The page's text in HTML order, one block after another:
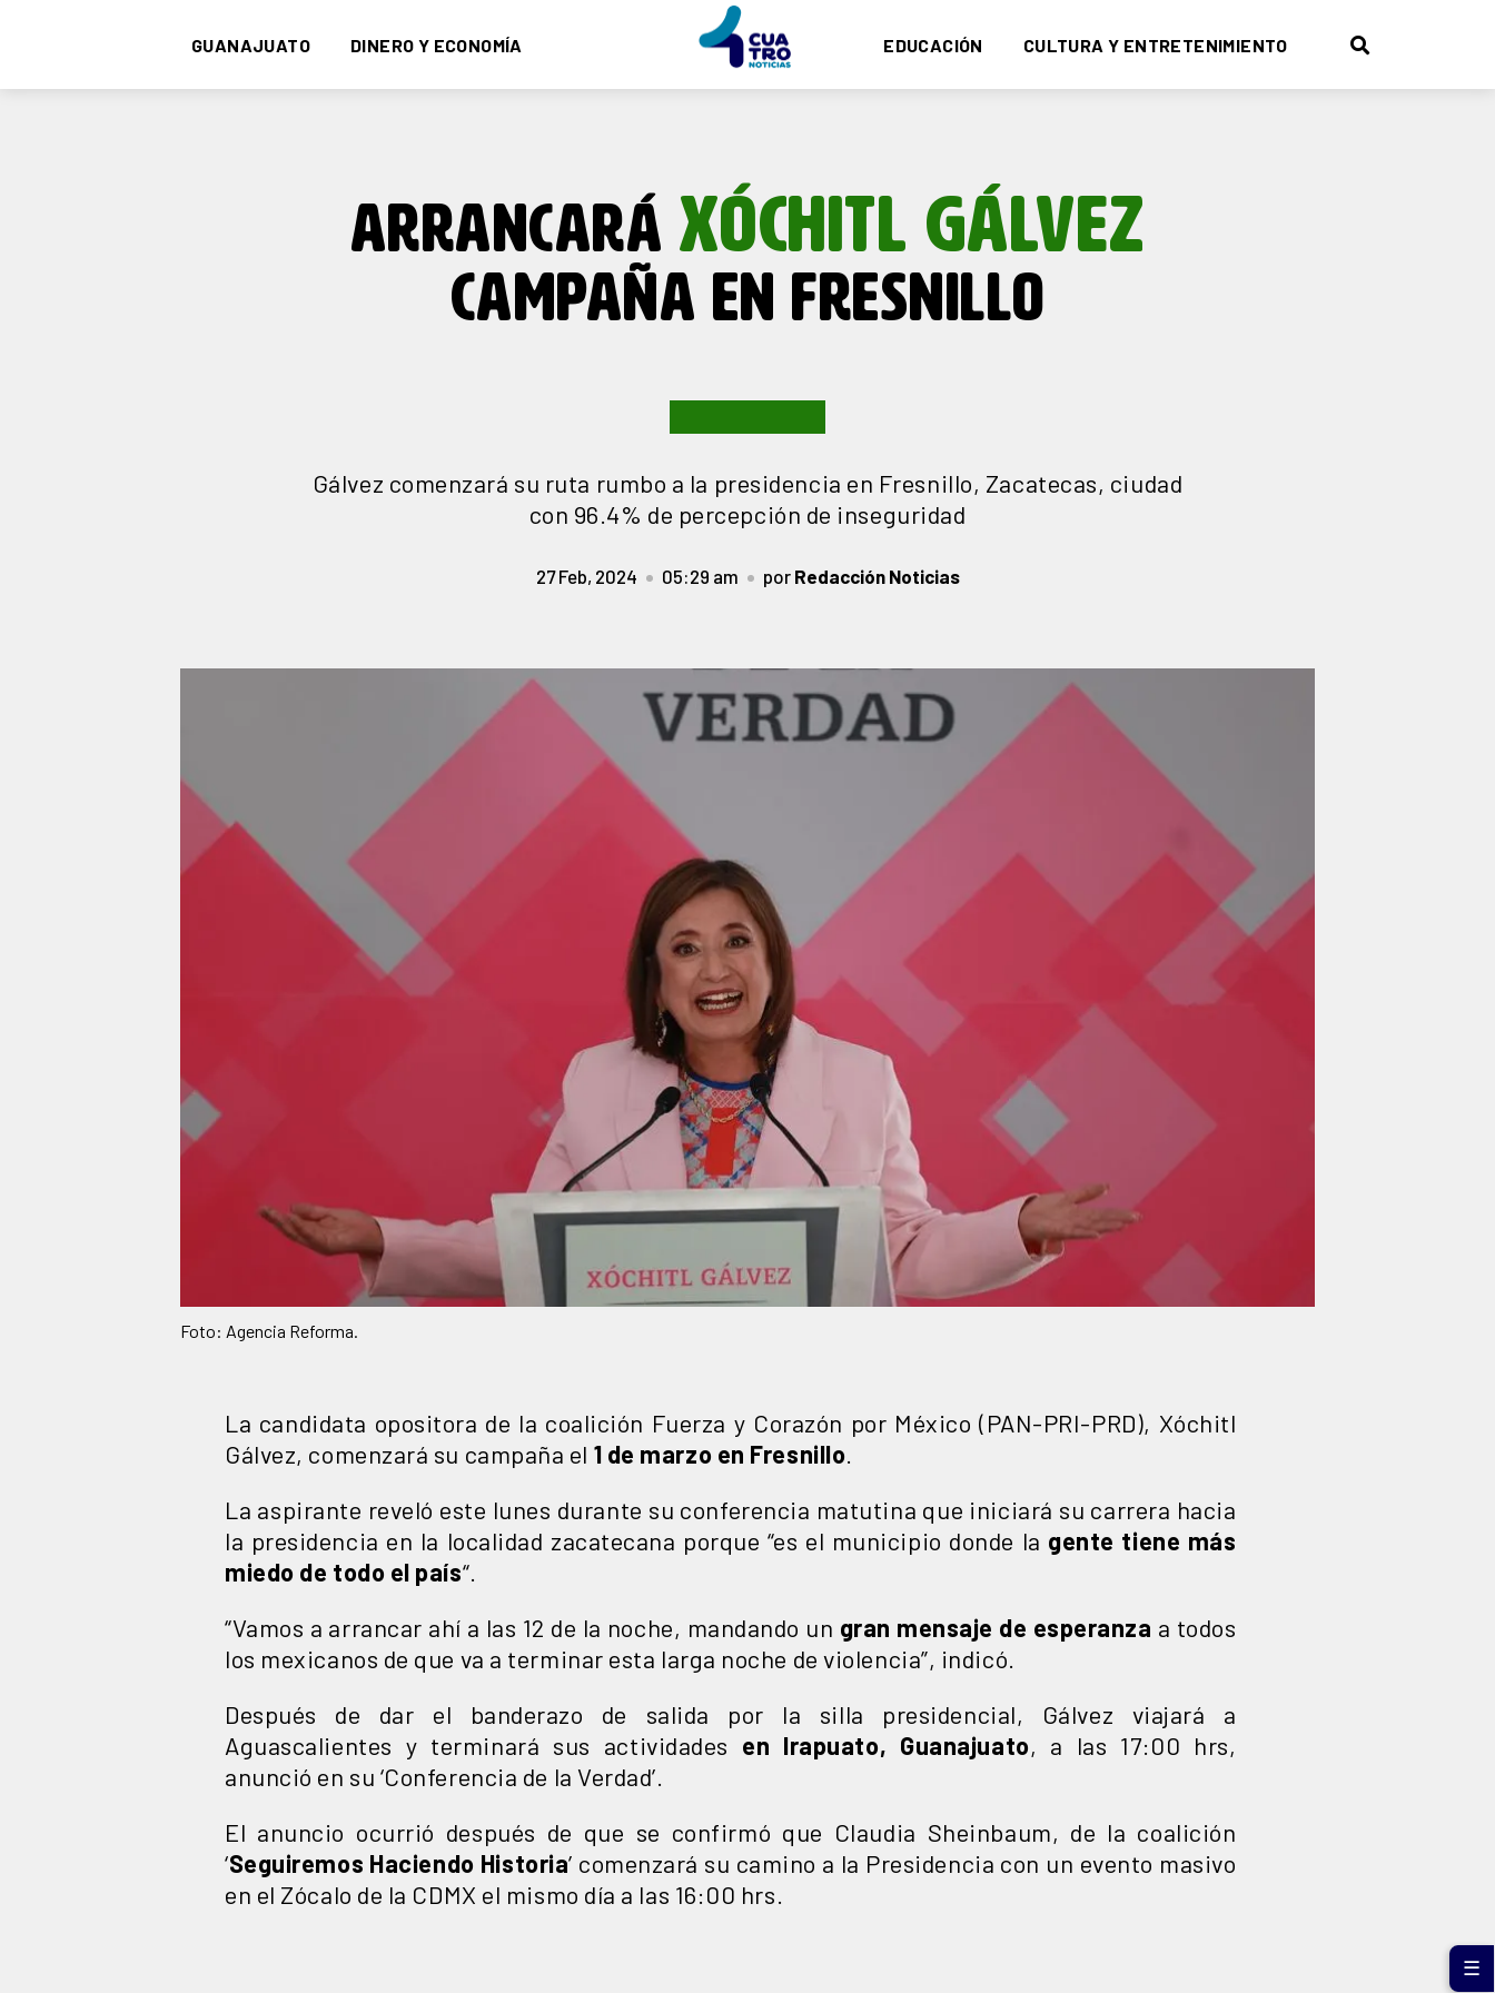
GUANAJUATO DINERO Y ECONOMÍA EDUCACIÓN CULTURA Y ENTRETENIMIENTO
ARRANCARÁ XÓCHITL GÁLVEZ
CAMPAÑA EN FRESNILLO
Gálvez comenzará su ruta rumbo a la presidencia en Fresnillo, Zacatecas, ciudad
con 96.4% de percepción de inseguridad
27 Feb, 2024 05:29 am por Redacción Noticias
Foto: Agencia Reforma.
La candidata opositora de la coalición Fuerza y Corazón por México (PAN-PRI-PRD), Xóchitl
Gálvez, comenzará su campaña el 1 de marzo en Fresnillo
La aspirante reveló este lunes durante su conferencia matutina que iniciará su carrera hacia
la presidencia en la localidad zacatecana porque “es el municipio donde la gente tiene más
miedo de todo el país“.
“Vamos a arrancar ahí a las 12 de la noche, mandando un gran mensaje de esperanza a todos
los mexicanos de que va a terminar esta larga noche de violencia”, indicó.
Después de dar el banderazo de salida por la silla presidencial, Gálvez viajará a
Aguascalientes y terminará sus actividades en Irapuato, Guanajuato, a las 17:00 hrs,
anunció en su ‘Conferencia de la Verdad’.
El anuncio ocurrió después de que se confirmó que Claudia Sheinbaum, de la coalición
‘Seguiremos Haciendo Historia’ comenzará su camino a la Presidencia con un evento masivo
en el Zócalo de la CDMX el mismo día a las 16:00 hrs.
☰